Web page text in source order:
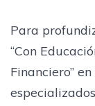
Para
“Con
Financiero”